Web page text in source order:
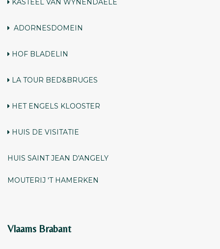
KASTEEL VAN WYNENDAELE
ADORNESDOMEIN
HOF BLADELIN
LA TOUR BED&BRUGES
HET ENGELS KLOOSTER
HUIS DE VISITATIE
HUIS SAINT JEAN D'ANGELY
MOUTERIJ 'T HAMERKEN
Vlaams Brabant